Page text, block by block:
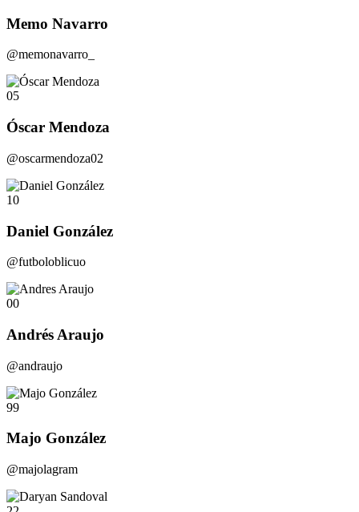
Memo Navarro
@memonavarro_
05
Óscar Mendoza
@oscarmendoza02
10
Daniel González
@futboloblicuo
00
Andrés Araujo
@andraujo
99
Majo González
@majolagram